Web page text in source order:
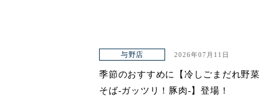
与野店
与野店 2026年07月11日
季節のおすすめに【冷しごまだれ野菜
そば-ガッツリ！豚肉-】登場！